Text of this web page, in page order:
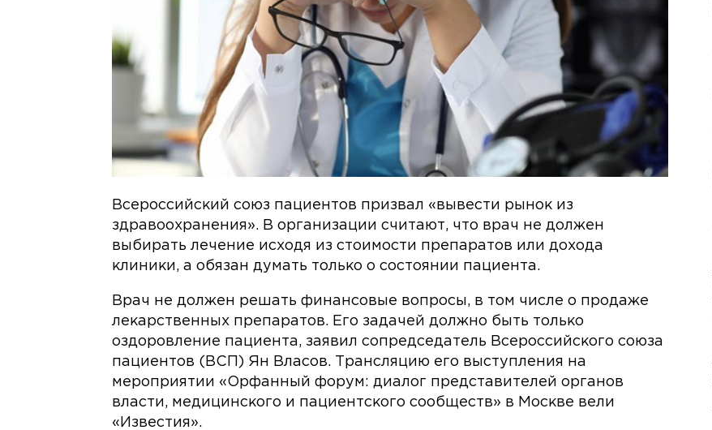
Всероссийский союз пациентов призвал «вывести рынок из
здравоохранения». В организации считают, что врач не должен
выбирать лечение исходя из стоимости препаратов или дохода
клиники, а обязан думать только о состоянии пациента.
Врач не должен решать финансовые вопросы, в том числе о продаже
лекарственных препаратов. Его задачей должно быть только
оздоровление пациента, заявил сопредседатель Всероссийского союза
пациентов (ВСП) Ян Власов. Трансляцию его выступления на
мероприятии «Орфанный форум: диалог представителей органов
власти, медицинского и пациентского сообществ» в Москве вели
«Известия».